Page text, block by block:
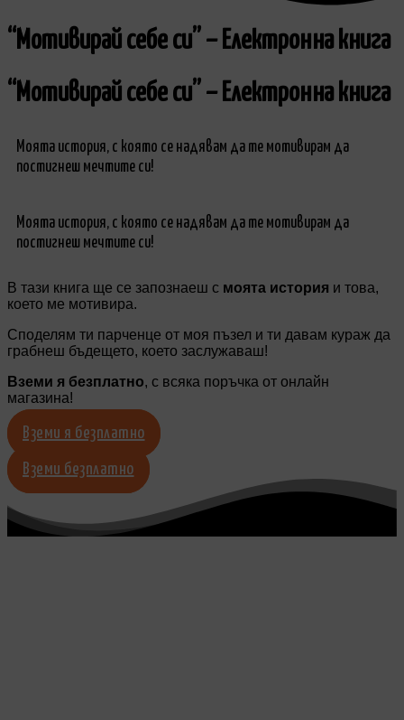
“Мотивирай себе си” – Електронна книга
“Мотивирай себе си” – Електронна книга
М оята история, с която се надявам да те мотивирам да
постигнеш мечтите си!
М оята история, с която се надявам да те мотивирам да
постигнеш мечтите си!
В тази книга ще се запознаеш с моята история и това,
което ме мотивира.
Споделям ти парченце от моя пъзел и ти давам кураж да
грабнеш бъдещето, което заслужаваш!
Вземи я безплатно, с всяка поръчка от онлайн
магазина!
Вземи я безплатно
Вземи безплатно